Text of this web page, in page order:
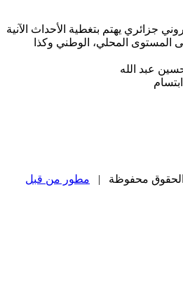
جزائري يهتم بتغطية الأحداث الآنية
المستوى المحلي، الوطني وكذا
عبد الله
مطور من قبل